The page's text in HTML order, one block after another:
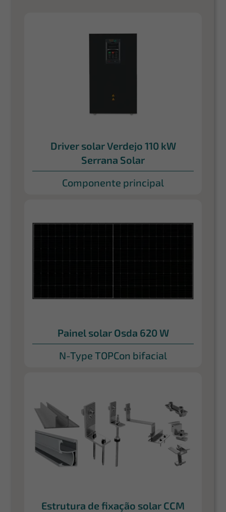
Driver solar Verdejo 110 kW
Serrana Solar
Componente principal
Painel solar Osda 620 W
N-Type TOPCon bifacial
Estrutura de fixação solar CCM